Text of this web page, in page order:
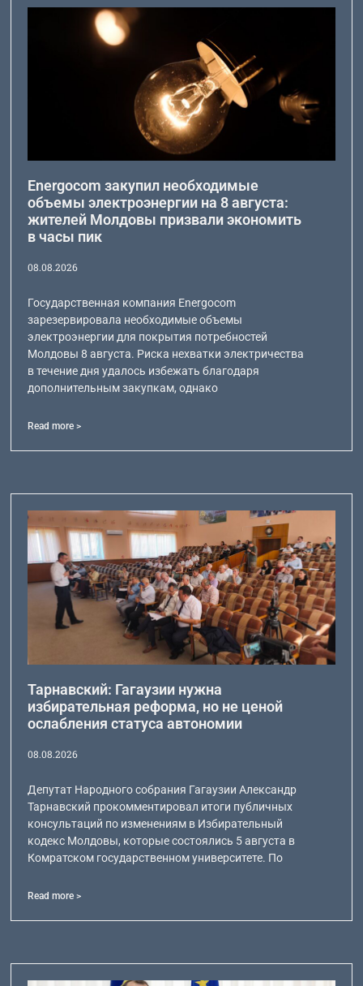
Energocom закупил необходимые
объемы электроэнергии на 8 августа:
жителей Молдовы призвали экономить
в часы пик
08.08.2026
Государственная компания Energocom
зарезервировала необходимые объемы
электроэнергии для покрытия потребностей
Молдовы 8 августа. Риска нехватки электричества
в течение дня удалось избежать благодаря
дополнительным закупкам, однако
Read more >
Тарнавский: Гагаузии нужна
избирательная реформа, но не ценой
ослабления статуса автономии
08.08.2026
Депутат Народного собрания Гагаузии Александр
Тарнавский прокомментировал итоги публичных
консультаций по изменениям в Избирательный
кодекс Молдовы, которые состоялись 5 августа в
Комратском государственном университете. По
Read more >